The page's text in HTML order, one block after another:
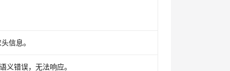
信息。
义错误，无法响应。